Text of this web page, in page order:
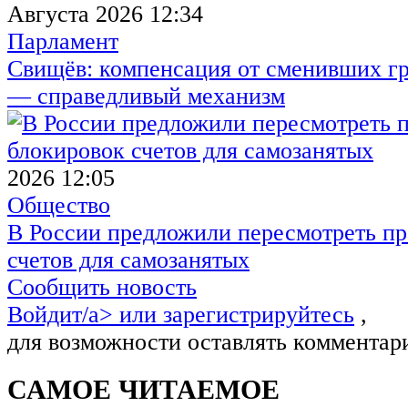
Августа 2026 12:34
Парламент
Свищёв: компенсация от сменивших
— справедливый механизм
2026 12:05
Общество
В России предложили пересмотреть
счетов для самозанятых
Сообщить новость
Войдит/a> или зарегистрируйтесь ,
для возможности оставлять
САМОЕ ЧИТАЕМОЕ